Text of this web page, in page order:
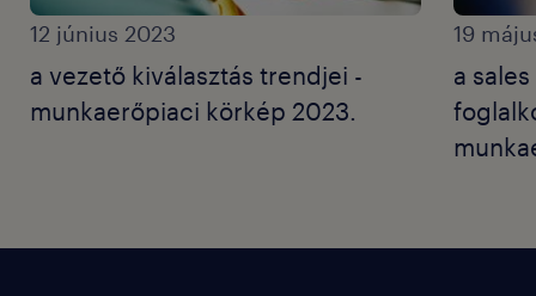
12 június 2023
a vezető kiválasztás trendjei -
munkaerőpiaci körkép 2023.
19
a